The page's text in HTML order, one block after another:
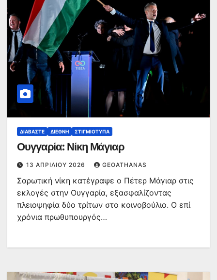
ΔΙΑΒΆΣΤΕ ΔΙΕΘΝΉ ΣΤΙΓΜΙΌΤΥΠΑ
Ουγγαρία: Νίκη Μάγιαρ
13 ΑΠΡΙΛΊΟΥ 2026 GEOATHANAS
Σαρωτική νίκη κατέγραψε ο Πέτερ Μάγιαρ στις
εκλογές στην Ουγγαρία, εξασφαλίζοντας
πλειοψηφία δύο τρίτων στο κοινοβούλιο. Ο επί
χρόνια πρωθυπουργός…